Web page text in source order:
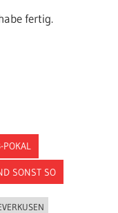
fertig.
POKAL
SONST SO